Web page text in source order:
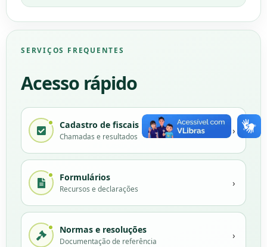
SERVIÇOS FREQUENTES
Acesso rápido
Cadastro de fiscais
Chamadas e resultados
›
Formulários
Recursos e declarações
›
Normas e resoluções
Documentação de referência
›